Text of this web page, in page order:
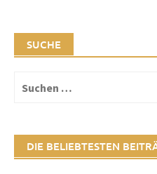
SUCHE
nach:
DIE BELIEBTESTEN